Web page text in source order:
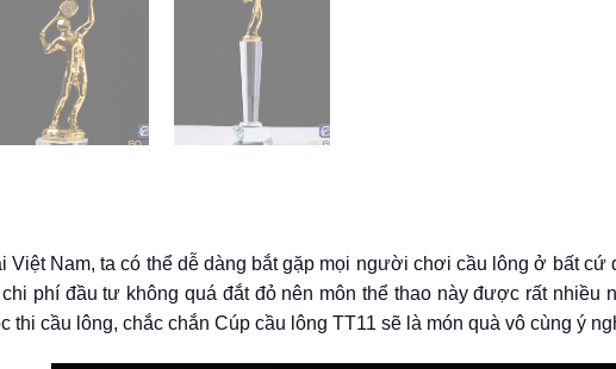
Việt Nam, ta có thể dễ dàng bắt gặp mọi người chơi cầu lông ở bất
phí đầu tư không quá đắt đỏ nên môn thể thao này được rất
thi cầu lông, chắc chắn Cúp cầu lông TT11 sẽ là món quà vô cùng ý